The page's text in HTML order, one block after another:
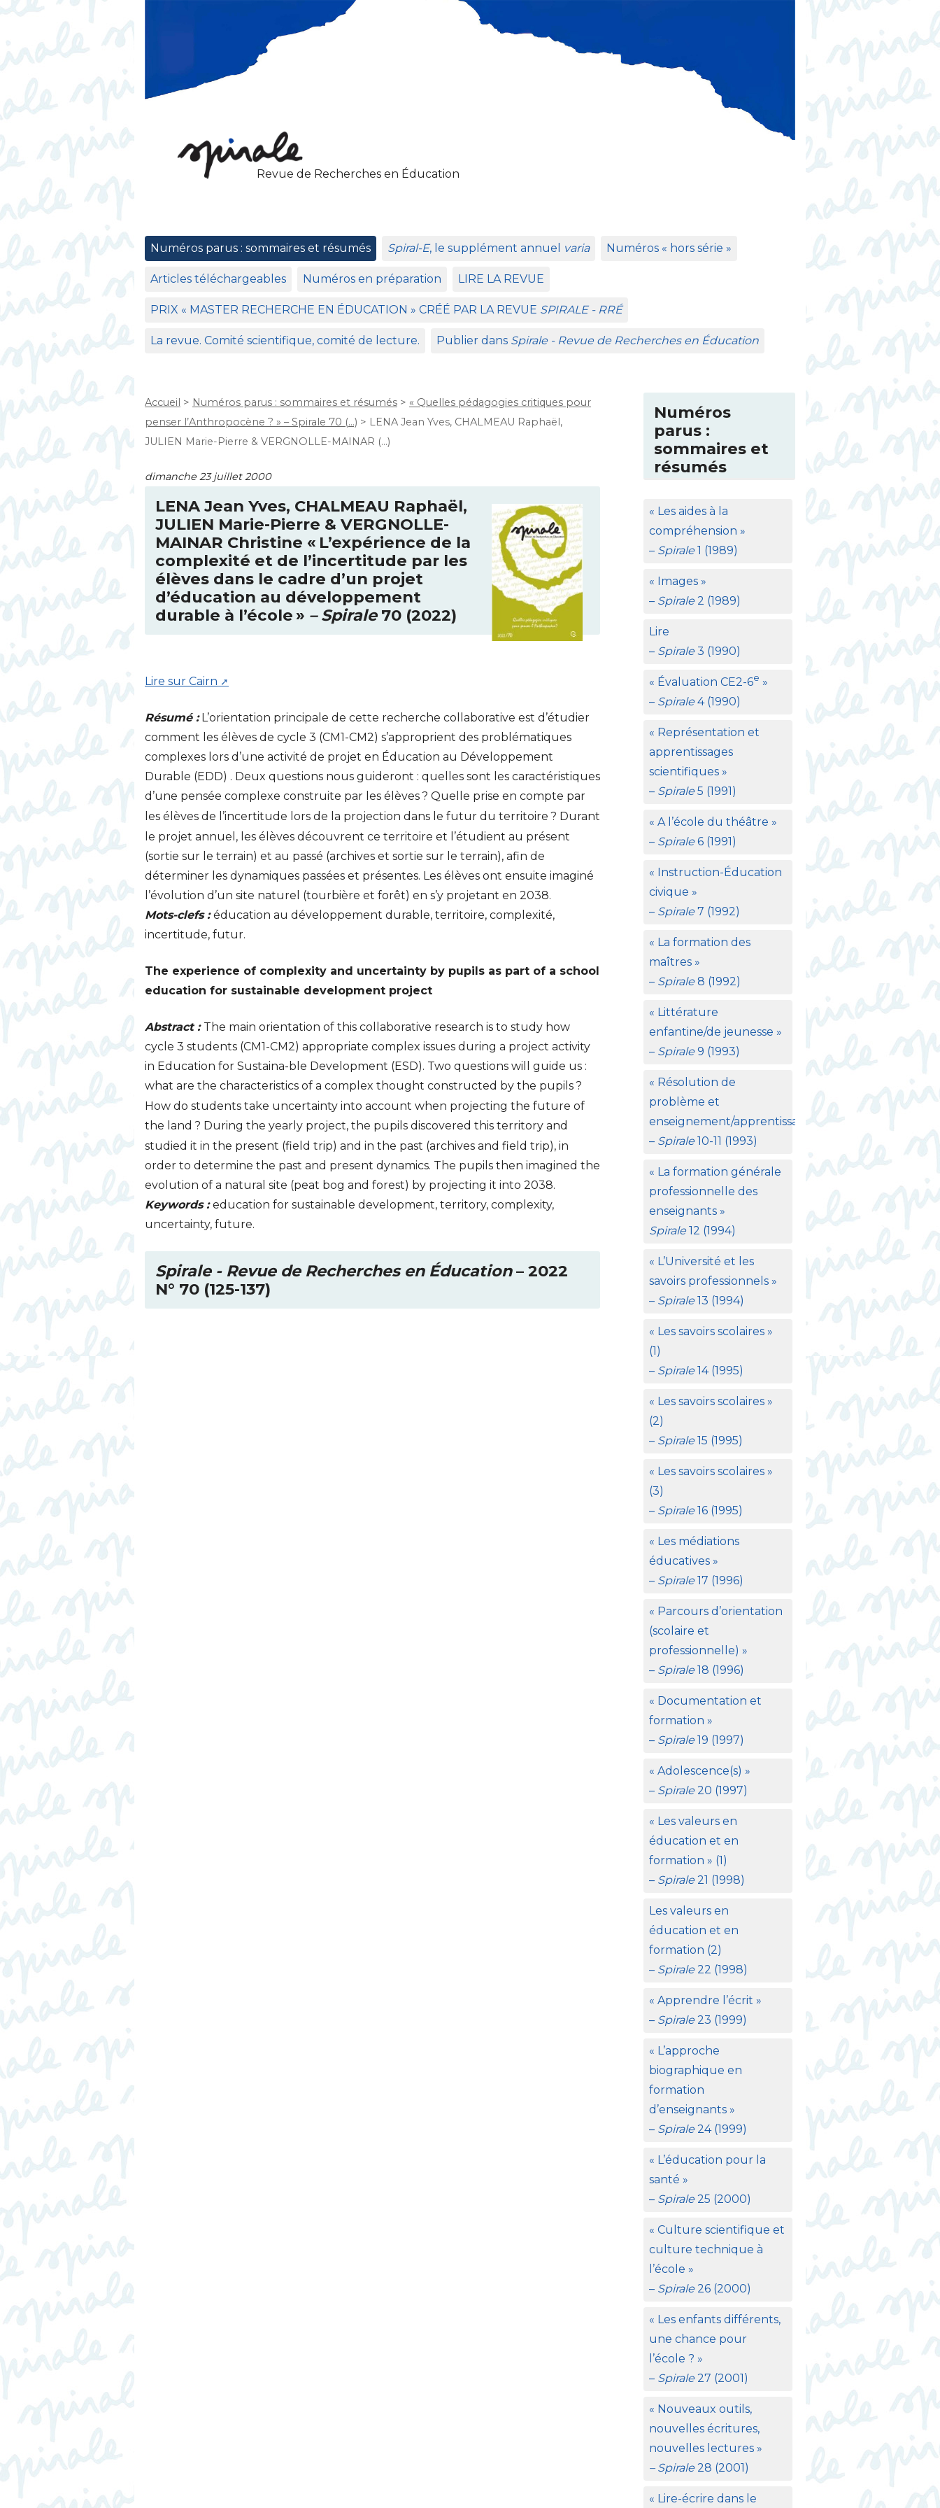
Revue de Recherches en Éducation
Numéros parus : sommaires et résumés Spiral-E, le supplément annuel varia Numéros « hors série »
Articles téléchargeables Numéros en préparation LIRE LA REVUE
PRIX « MASTER RECHERCHE EN É DUCATION » CR ÉÉ PAR LA REVUE SPIRALE- RRÉ
La revue. Comité scientifique, comité de lecture. Publier dans Spirale - Revue de Recherches en Éducation
Accueil > Numéros parus : sommaires et résumés > « Quelles pédagogies critiques pour
penser l’Anthropocène ? » – Spirale 70 (…) > LENA Jean Yves, CHALMEAU Raphaël,
JULIEN Marie-Pierre & VERGNOLLE-MAINAR (…)
dimanche 23 juillet 2000
LENAJean Yves, CHALMEAU Raphaël,
JULIEN Marie-Pierre & VERGNOLLE-
MAINAR Christine « L’expérience de la
complexité et de l’incertitude par les
élèves dans le cadre d’un projet
d’éducation au développement
durable à l’école» – Spirale70 (2022)
Lire sur Cairn
Résumé : L’orientation principale de cette recherche collaborative est d’étudier
comment les élèves de cycle 3 (CM1-CM2) s’approprient des problématiques
complexes lors d’une activité de projet en Éducation au Développement
Durable (EDD) . Deux questions nous guideront : quelles sont les caractéristiques
d’une pensée complexe construite par les élèves? Quelle prise en compte par
les élèves de l’incertitude lors de la projection dans le futur du territoire ? Durant
le projet annuel, les élèves découvrent ce territoire et l’étudient au présent
(sortie sur le terrain) et au passé (archives et sortie sur le terrain), afin de
déterminer les dynamiques passées et présentes. Les élèves ont ensuite imaginé
l’évolution d’un site naturel (tourbière et forêt) en s’y projetant en 2038.
Mots-clefs :éducation au développement durable, territoire, complexité,
incertitude, futur.
The experience of complexity and uncertainty by pupils as part of a school
education for sustainable development project
Abstract : The main orientation of this collaborative research is to study how
cycle 3 students (CM1-CM2) appropriate complex issues during a project activity
in Education for Sustaina-ble Development (ESD). Two questions will guide us :
what are the characteristics of a complex thought constructed by the pupils?
How do students take uncertainty into account when projecting the future of
the land ? During the yearly project, the pupils discovered this territory and
studied it in the present (field trip) and in the past (archives and field trip), in
order to determine the past and present dynamics. The pupils then imagined the
evolution of a natural site (peat bog and forest) by projecting it into 2038.
Keywords :education for sustainable development, territory, complexity,
uncertainty, future.
Spirale - Revue de Recherches en Éducation– 2022
N° 70 (125-137)
Numéros
parus :
sommaires et
résumés
« Les aides à la
compréhension »
– Spirale1 (1989)
« Images »
– Spirale2 (1989)
Lire
– Spirale3 (1990)
« ÉvaluationCE2-6e »
– Spirale4 (1990)
« Représentation et
apprentissages
scientifiques »
– Spirale5 (1991)
« A l’école du théâtre »
– Spirale6 (1991)
« Instruction-Éducation
civique »
– Spirale7 (1992)
« La formation des
maîtres »
– Spirale8 (1992)
« Littérature
enfantine/de jeunesse »
– Spirale9 (1993)
« Résolution de
problème et
enseignement/apprentissage
– Spirale10-11 (1993)
« La formation générale
professionnelle des
enseignants »
Spirale12 (1994)
« L’Université et les
savoirs professionnels »
– Spirale13 (1994)
« Les savoirs scolaires »
(1)
– Spirale14 (1995)
« Les savoirs scolaires »
(2)
– Spirale15 (1995)
« Les savoirs scolaires »
(3)
– Spirale16 (1995)
« Les médiations
éducatives »
– Spirale17 (1996)
« Parcours d’orientation
(scolaire et
professionnelle) »
– Spirale18 (1996)
« Documentation et
formation »
– Spirale19 (1997)
« Adolescence(s) »
– Spirale20 (1997)
« Les valeurs en
éducation et en
formation » (1)
– Spirale21 (1998)
Les valeurs en
éducation et en
formation (2)
– Spirale22 (1998)
« Apprendre l’écrit »
– Spirale23 (1999)
« L’approche
biographique en
formation
d’enseignants »
– Spirale24 (1999)
« L’éducation pour la
santé »
– Spirale25 (2000)
« Culture scientifique et
culture technique à
l’école »
– Spirale26 (2000)
« Les enfants différents,
une chance pour
l’école ? »
– Spirale27 (2001)
« Nouveaux outils,
nouvelles écritures,
nouvelles lectures »
– Spirale28 (2001)
« Lire-écrire dans le